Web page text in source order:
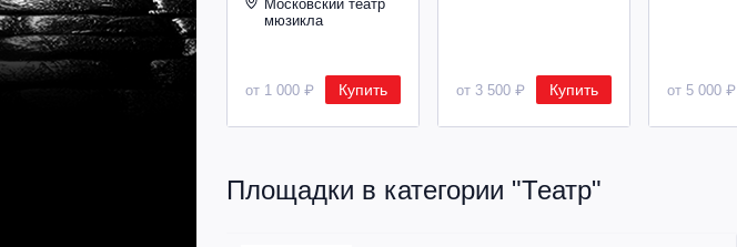
Московский театр
мюзикла
от 1 000 ₽ Купить от 3 500 ₽ Купить от 5 000 ₽
Площадки в категории "Театр"